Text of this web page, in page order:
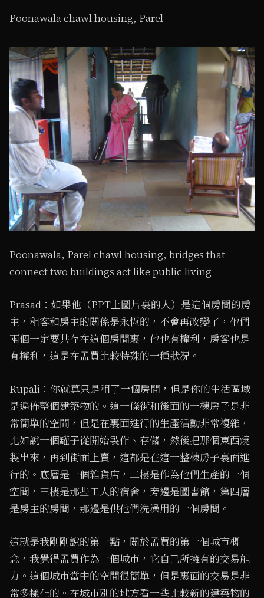
Poonawala chawl housing, Parel
Poonawala, Parel chawl housing, bridges that
connect two buildings act like public living
Prasad：如果他（PPT上圖片裏的人）是這個房間的房
主，租客和房主的關係是永恆的，不會再改變了，他們
兩個一定要共存在這個房間裏，他也有權利，房客也是
有權利，這是在孟買比較特殊的一種狀況。
Rupali：你就算只是租了一個房間，但是你的生活區域
是遍佈整個建築物的。這一條街和後面的一棟房子是非
常簡單的空間，但是在裏面進行的生產活動非常複雜，
比如說一個罐子從開始製作、存儲，然後把那個東西燒
製出來，再到街面上賣，這都是在這一整棟房子裏面進
行的。底層是一個雜貨店，二樓是作為他們生產的一個
空間，三樓是那些工人的宿舍，旁邊是圖書館，第四層
是房主的房間，那邊是供他們洗澡用的一個房間。
這就是我剛剛說的第一點，關於孟買的第一個城市概
念，我覺得孟買作為一個城市，它自己所擁有的交易能
力。這個城市當中的空間很簡單，但是裏面的交易是非
常多樣化的。在城市別的地方看一些比較新的建築物的